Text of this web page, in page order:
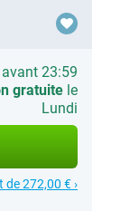
23:59
gratuitele
Lundi
de 272,00 € ›